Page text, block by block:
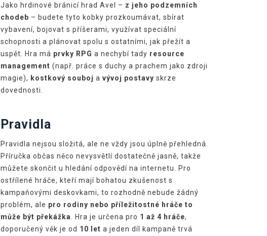
Jako hrdinové bránicí hrad Avel – z jeho podzemních
chodeb – budete tyto kobky prozkoumávat, sbírat
vybavení, bojovat s příšerami, využívat speciální
schopnosti a plánovat spolu s ostatními, jak přežít a
uspět. Hra má prvky RPG a nechybí tady resource
management (např. práce s duchy a prachem jako zdroji
magie), kostkový souboj a vývoj postavy skrze
dovednosti.
Pravidla
Pravidla nejsou složitá, ale ne vždy jsou úplně přehledná.
Příručka občas něco nevysvětlí dostatečně jasně, takže
můžete skončit u hledání odpovědí na internetu. Pro
ostřílené hráče, kteří mají bohatou zkušenost s
kampaňovými deskovkami, to rozhodně nebude žádný
problém, ale pro rodiny nebo příležitostné hráče to
může být překážka
. Hra je určena pro 1 až 4 hráče,
doporučený věk je od 10 let a jeden díl kampaně trvá